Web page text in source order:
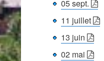
05 sept.
11 juillet
13 juin
02 mai